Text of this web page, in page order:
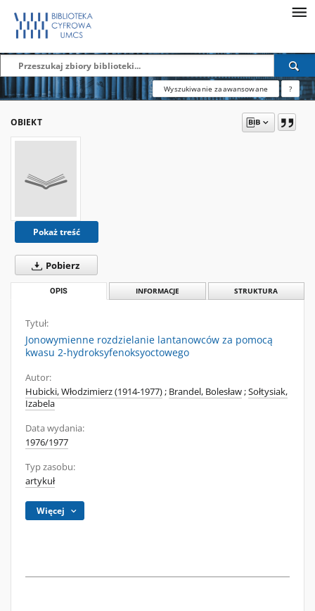
Wyszukiwanie zaawansowane ?
OBIEKT
Pokaż treść
Pobierz
OPIS INFORMACJE STRUKTURA
Tytuł:
Jonowymienne rozdzielanie lantanowców za pomocą
kwasu 2-hydroksyfenoksyoctowego
Autor:
Hubicki, Włodzimierz (1914-1977); Brandel, Bolesław;Sołtysiak,
Izabela
Data wydania:
1976/1977
Typ zasobu:
artykuł
Więcej